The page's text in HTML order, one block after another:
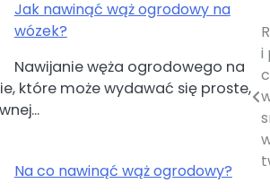
Jak nawinąć wąż ogrodowy na
wózek?
Nawijanie węża ogrodowego na
które może wydawać się proste,
Na co nawinąć wąż ogrodowy?
i